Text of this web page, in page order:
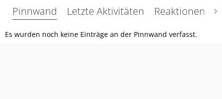
Pinnwand Letzte Aktivitäten Reaktionen
Es wurden noch keine Einträge an der Pinnwand verfasst.